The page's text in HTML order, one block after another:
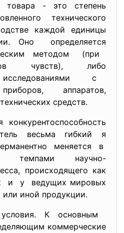
- это степень
технического
каждой единицы
Оно определяется
методом (при
чувств), либо
с
аппаратов,
средств.
весьма гибкий я
меняется в
темпами научно-
происходящего как
и у ведущих мировых
или иной продукции.
К основным
коммерческие